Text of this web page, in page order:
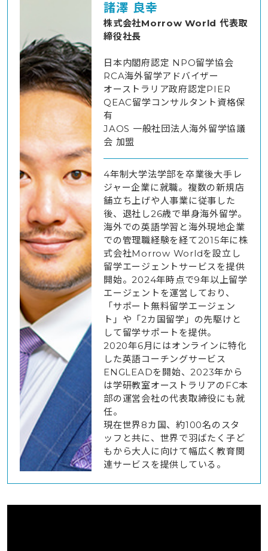
諸澤 良幸
株式会社Morrow World 代表取
締役社長
日本内閣府認定 NPO留学協会
RCA海外留学アドバイザー
オーストラリア政府認定PIER
QEAC留学コンサルタント資格保
有
JAOS 一般社団法人海外留学協議
会 加盟
4年制大学法学部を卒業後大手レ
ジャー企業に就職。複数の新規店
舗立ち上げや人事業に従事した
後、退社し26歳で単身海外留学。
海外での英語学習と海外現地企業
での管理職経験を経て2015年に株
式会社Morrow Worldを設立し
留学エージェントサービスを提供
開始。2024年時点で9年以上留学
エージェントを運営しており、
「サポート無料留学エージェン
ト」や「2カ国留学」の先駆けと
して留学サポートを提供。
2020年6月にはオンラインに特化
した英語コーチングサービス
ENGLEADを開始、2023年から
は学研教室オーストラリアのFC本
部の運営会社の代表取締役にも就
任。
現在世界8カ国、約100名のスタ
ッフと共に、世界で羽ばたく子ど
もから大人に向けて幅広く教育関
連サービスを提供している。